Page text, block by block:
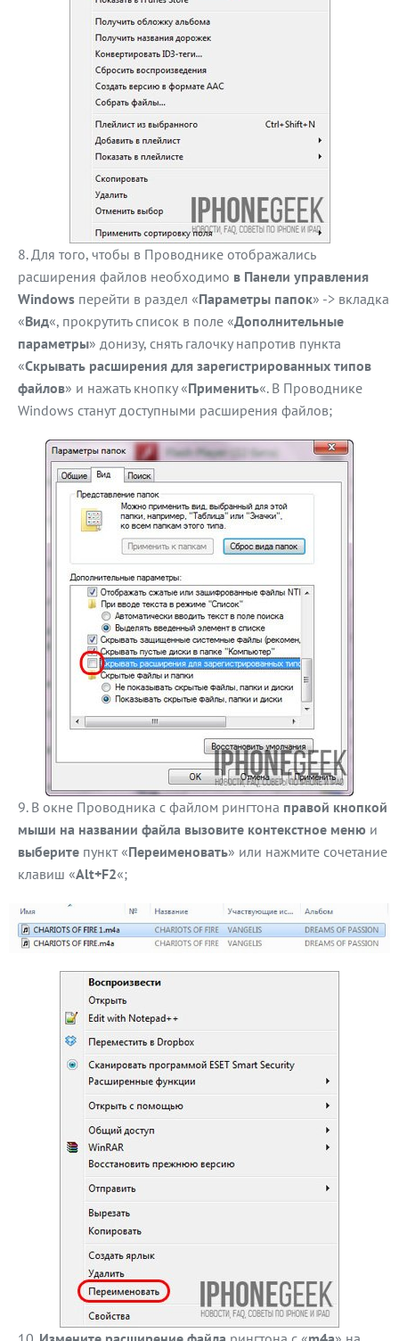
Для того, чтобы в Проводнике отображались
расширения файлов необходимо в Панели управления
Windows перейти в раздел «Параметры папок» -> вкладка
«Вид«, прокрутить список в поле «Дополнительные
параметры» донизу, снять галочку напротив пункта
«Скрывать расширения для зарегистрированных типов
файлов» и нажать кнопку «Применить«. В Проводнике
Windows станут доступными расширения файлов;
В окне Проводника с файлом рингтона правой кнопкой
мыши на названии файла вызовите контекстное меню и
выберите пункт «Переименовать» или нажмите сочетание
клавиш «Alt+F2«;